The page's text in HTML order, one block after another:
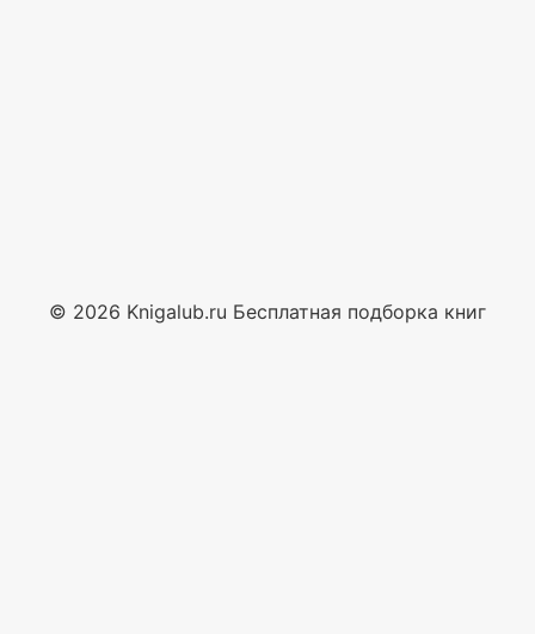
© 2026 Knigalub.ru Бесплатная подборка книг